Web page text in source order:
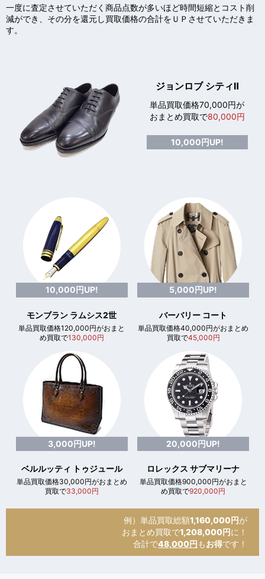
一度に査定させていただく商品点数が多いほど時間短縮とコスト削
減ができ、 その分を還元し買取価格の合計をＵＰさせていただきま
す。
ジョンロブ シティⅡ
単品買取価格70,000円が
おまとめ買取で80,000円
10,000円UP!
10,000円UP!
モンブラン ラムシス2世
単品買取価格120,000円がおまと
め買取で130,000円
5,000円UP!
バーバリー コート
単品買取価格40,000円がおまとめ
買取で45,000円
3,000円UP!
ベルルッティ トゥジュール
単品買取価格30,000円がおまとめ
買取で33,000円
20,000円UP!
ロレックス サブマリーナ
単品買取価格900,000円がおまと
め買取で920,000円
例）単品買取総額1,160,000円が
おまとめ買取で1,208,000円に！
合計で48,000円 もお得です！